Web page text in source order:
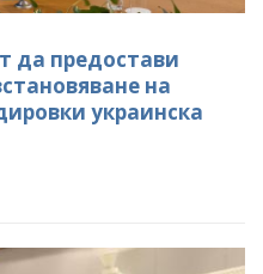
да предостави
на
украинска